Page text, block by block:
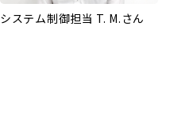
システム制御担当 T. M.さん